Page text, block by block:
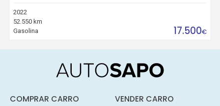
2022
52.550 km
Gasolina
17.500€
COMPRAR CARRO VENDER CARRO